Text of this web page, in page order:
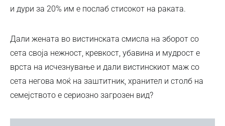
и дури за 20% им е послаб стисокот на раката.
Дали жената во вистинската смисла на зборот со
сета своја нежност, кревкост, убавина и мудрост е
врста на исчезнување и дали вистинскиот маж со
сета негова моќ на заштитник, хранител и столб на
семејството е сериозно загрозен вид?